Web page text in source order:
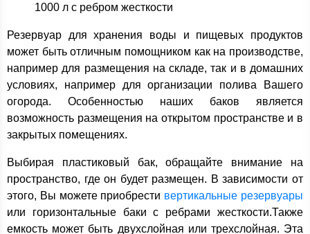
1000 л с ребром жесткости
Резервуар для хранения воды и пищевых продуктов
может быть отличным помощником как на производстве,
например для размещения на складе, так и в домашних
условиях, например для организации полива Вашего
огорода. Особенностью наших баков является
возможность размещения на открытом пространстве и в
закрытых помещениях.
Выбирая пластиковый бак, обращайте внимание на
пространство, где он будет размещен. В зависимости от
этого, Вы можете приобрести вертикальные резервуары
или горизонтальные баки с ребрами жесткости.Также
емкость может быть двухслойная или трехслойная. Эта